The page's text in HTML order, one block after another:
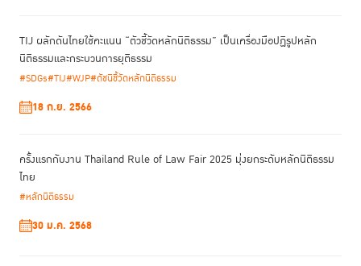
TIJ ผลักดันไทยใช้คะแนน “ตัวชี้วัดหลักนิติธรรม” เป็นเครื่องมือปฏิรูปหลัก
นิติธรรมและกระบวนการยุติธรรม
#SDGs#TIJ#WJP#ดัชนีชี้วัดหลักนิติธรรม
18 ก.ย. 2566
ครั้งแรกกับงาน Thailand Rule of Law Fair 2025 มุ่งยกระดับหลักนิติธรรม
ไทย
#หลักนิติธรรม
30 ม.ค. 2568